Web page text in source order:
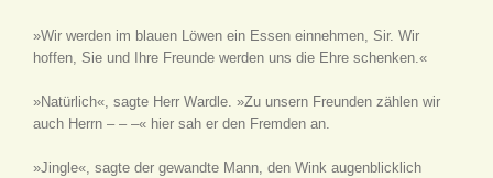
»Wir werden im blauen Löwen ein Essen einnehmen, Sir. Wir
hoffen, Sie und Ihre Freunde werden uns die Ehre schenken.«
»Natürlich«, sagte Herr Wardle. »Zu unsern Freunden zählen wir
auch Herrn – – –« hier sah er den Fremden an.
»Jingle«, sagte der gewandte Mann, den Wink augenblicklich